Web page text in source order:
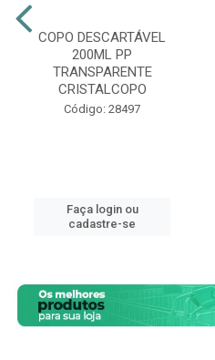
COPO DESCARTÁVEL
200ML PP
TRANSPARENTE
CRISTALCOPO
Código: 28497
Faça login ou
cadastre-se